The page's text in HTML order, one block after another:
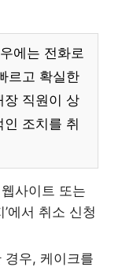
에는 전화로
르고 확실한
장 직원이 상
조치를 취
사이트 또는
’에서 취소 신청
경우, 케이크를